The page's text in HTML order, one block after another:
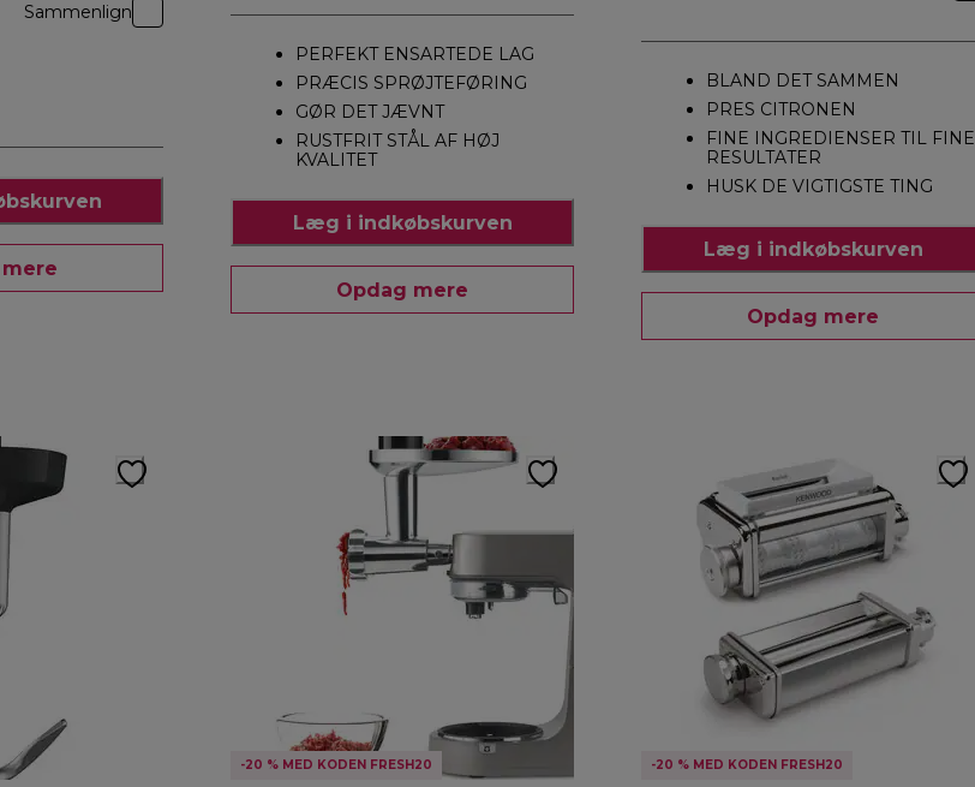
Sammenlign
PERFEKT ENSARTEDE LAG
PRÆCIS SPRØJTEFØRING
GØR DET JÆVNT
RUSTFRIT STÅL AF HØJ
KVALITET
Læg i indkøbskurven
Opdag mere
BLAND DET SAMMEN
PRES CITRONEN
FINE INGREDIENSER TIL FINE
RESULTATER
HUSK DE VIGTIGSTE TING
Læg i indkøbskurven
Opdag mere
-20 % MED KODEN FRESH20 -20 % MED KODEN FRESH20